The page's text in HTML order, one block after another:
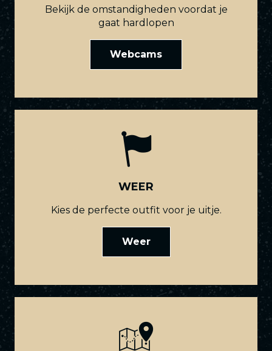
Bekijk de omstandigheden voordat je
gaat hardlopen
Webcams
WEER
Kies de perfecte outfit voor je uitje.
Weer